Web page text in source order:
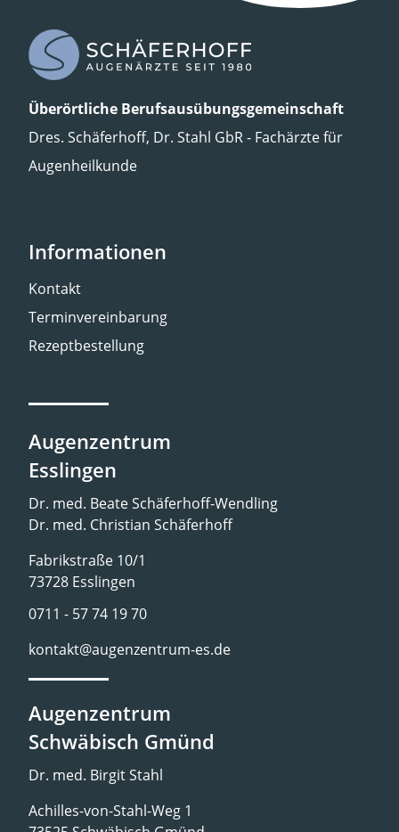
Überörtliche Berufsausübungsgemeinschaft
Dres. Schäferhoff, Dr. Stahl GbR - Fachärzte für
Augenheilkunde
Informationen
Kontakt
Terminvereinbarung
Rezeptbestellung
Augenzentrum
Esslingen
Dr. med. Beate Schäferhoff-Wendling
Dr. med. Christian Schäferhoff
Fabrikstraße 10/1
73728 Esslingen
0711 - 57 74 19 70
kontakt@augenzentrum-es.de
Augenzentrum
Schwäbisch Gmünd
Dr. med. Birgit Stahl
Achilles-von-Stahl-Weg 1